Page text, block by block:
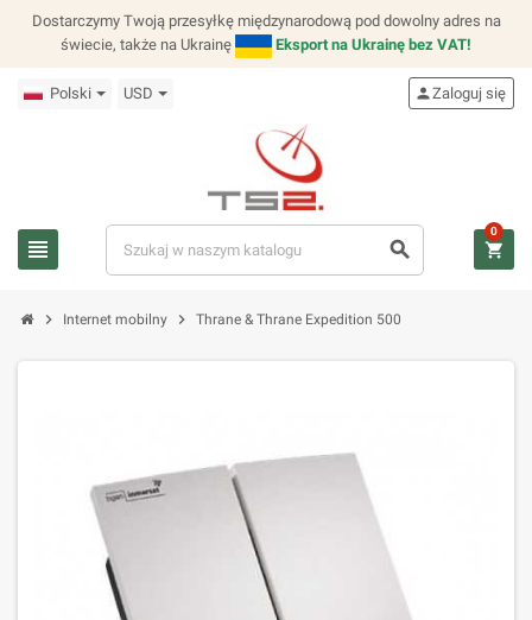
Dostarczymy Twoją przesyłkę międzynarodową pod dowolny adres na
świecie, także na Ukrainę
Eksport na Ukrainę bez VAT!
Polski USD
view_headline search
personZaloguj się
shopping_cart
0
chevron_right Internet mobilny chevron_right Thrane & Thrane Expedition 500